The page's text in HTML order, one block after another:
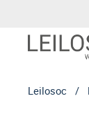
Leilosoc /